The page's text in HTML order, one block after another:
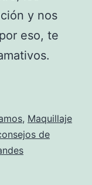
y nos
eso, te
, Maquillaje
de